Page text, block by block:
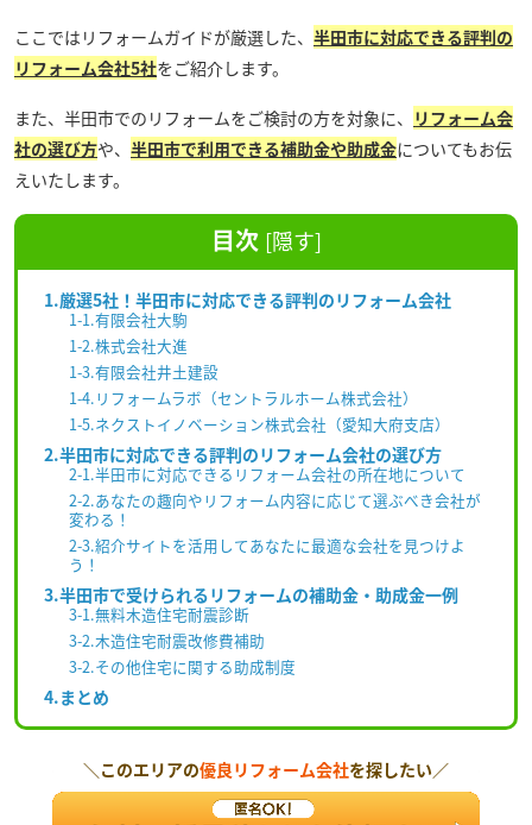
ここではリフォームガイドが厳選した、 半田市に対応できる評判の
リフォーム会社5社をご紹介します。
また、半田市でのリフォームをご検討の方を対象に、 リフォーム会
社の選び方や、 半田市で利用できる補助金や助成金についてもお伝
えいたします。
目次 [隠す]
1.厳選5社！半田市に対応できる評判のリフォーム会社
1-1.有限会社大駒
1-2.株式会社大進
1-3.有限会社井土建設
1-4.リフォームラボ（セントラルホーム株式会社）
1-5.ネクストイノベーション株式会社（愛知大府支店）
2.半田市に対応できる評判のリフォーム会社の選び方
2-1.半田市に対応できるリフォーム会社の所在地について
2-2.あなたの趣向やリフォーム内容に応じて選ぶべき会社が
変わる！
2-3.紹介サイトを活用してあなたに最適な会社を見つけよ
う！
3.半田市で受けられるリフォームの補助金・助成金一例
3-1.無料木造住宅耐震診断
3-2.木造住宅耐震改修費補助
3-2.その他住宅に関する助成制度
4.まとめ
＼このエリアの優良リフォーム会社を探したい／